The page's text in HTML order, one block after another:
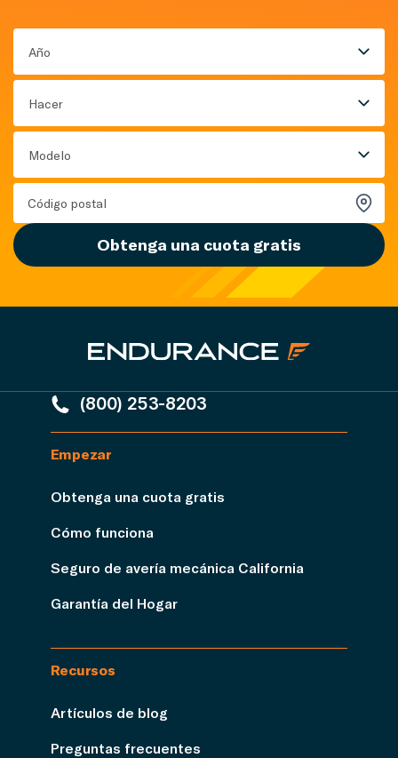
Año
Hacer
Modelo
Obtenga una cuota gratis
(800) 253-8203
Empezar
Obtenga una cuota gratis
Cómo funciona
Seguro de avería mecánica California
Garantía del Hogar
Recursos
Artículos de blog
Preguntas frecuentes